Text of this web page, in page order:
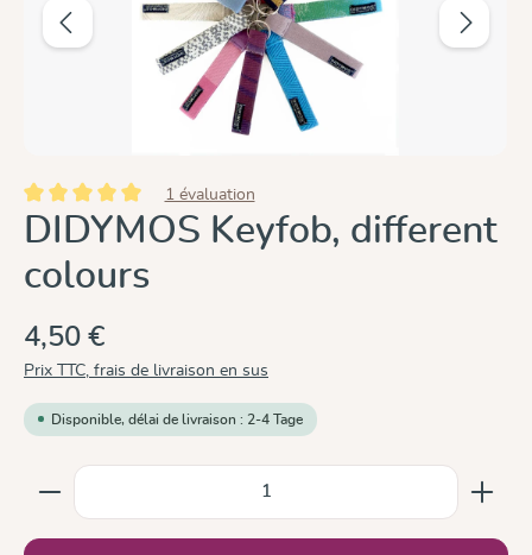
Note moyenne de 5 sur 5 étoiles
1 évaluation
DIDYMOS Keyfob, different
colours
4,50 €
Prix TTC, frais de livraison en sus
Disponible, délai de livraison : 2-4 Tage
Quantité de produit : Entrez la quantité souhaitée